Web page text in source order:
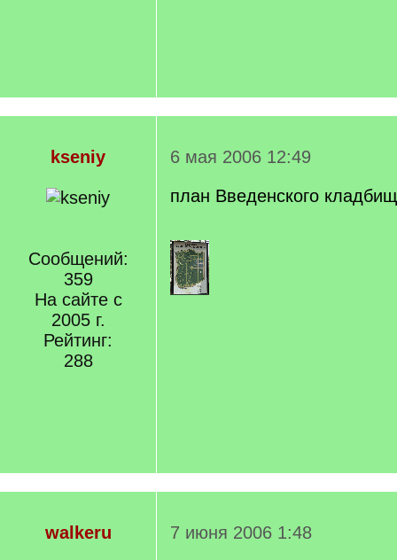
kseniy
Сообщений:
359
На сайте с
2005 г.
Рейтинг:
288
6 мая 2006 12:49
план Введенского
walkeru
7 июня 2006 1:48